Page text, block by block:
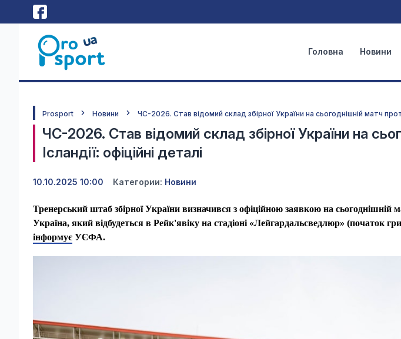
Головна Новини
Prosport Новини ЧС-2026. Став відомий склад збірної України на сьогоднішній матч
ЧС-2026. Став відомий склад збірної України на
Ісландії: офіційні деталі
10.10.2025 10:00 Категории: Новини
Тренерський штаб збірної України визначився з офіційною заявкою на сьогоднішній
Україна, який відбудеться в Рейк'явіку на стадіоні «Лейгардальсведлюр» (початок
інформує УЄФА.